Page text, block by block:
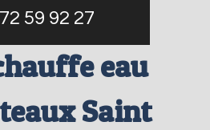
59 92 27
eau
Saint